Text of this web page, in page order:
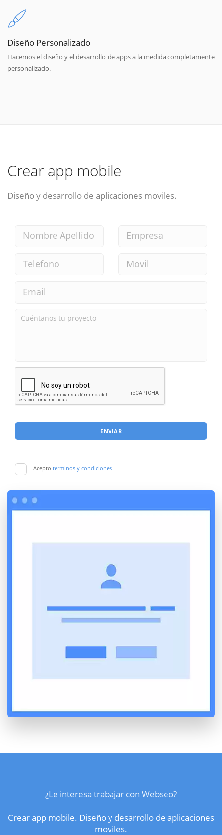
Diseño Personalizado
Hacemos el diseño y el desarrollo de apps a la medida completamente
personalizado.
Crear app mobile
Diseño y desarrollo de aplicaciones moviles.
ENVIAR
Acepto términos y condiciones
¿Le interesa trabajar con Webseo?
Crear app mobile. Diseño y desarrollo de aplicaciones
moviles.